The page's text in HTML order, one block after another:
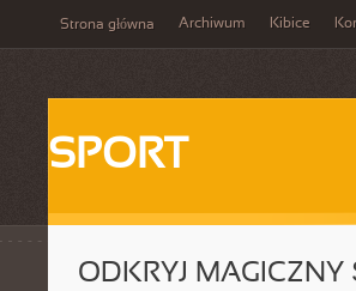
Strona główna Archiwum Kibice
SPORT
ODKRYJ MAGICZNY